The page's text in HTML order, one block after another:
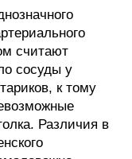
считают
сосуды у
к тому
Различия в